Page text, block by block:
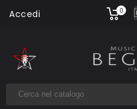
Accedi 0